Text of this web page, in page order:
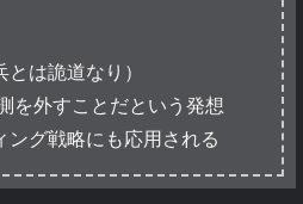
は詭道なり）
を外すことだという発想
ング戦略にも応用される